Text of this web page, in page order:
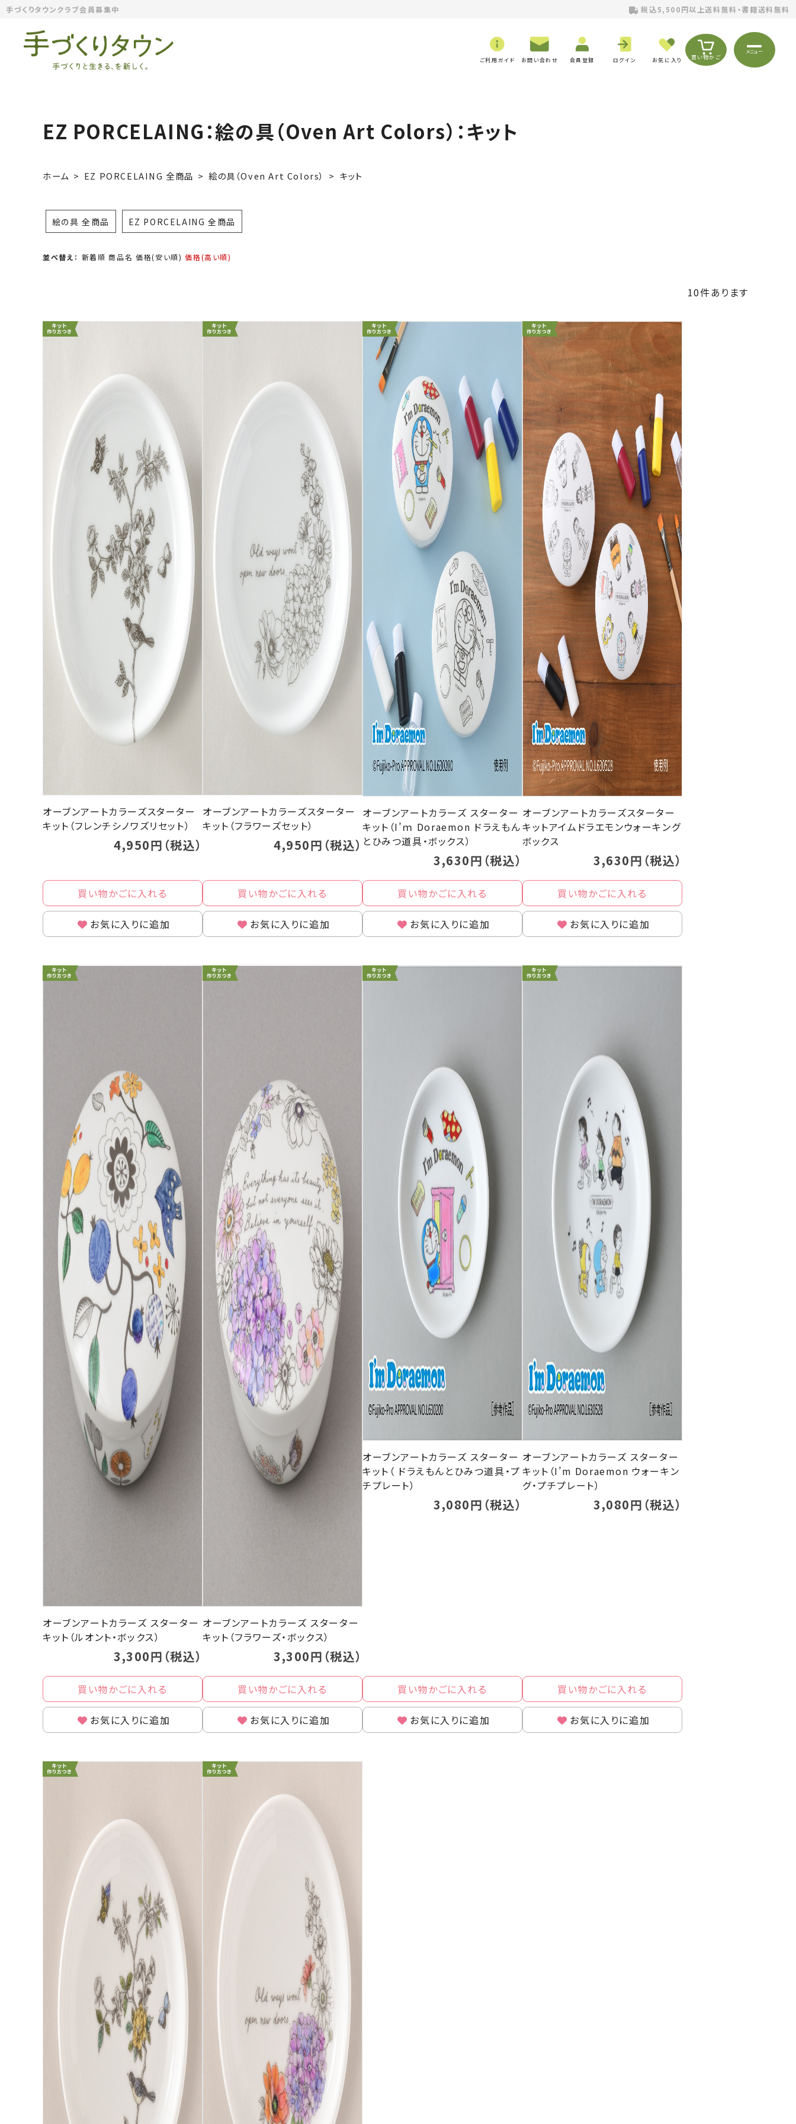
手づくりタウンクラブ会員募集中 税込5,500円以上送料無料・書籍送料無料
ご利用ガイド お問い合わせ 会員登録 ログイン お気に入り 買い物かご
メニュー
EZ PORCELAING：絵の具（Oven Art Colors）：キット
ホーム EZ PORCELAING 全商品 絵の具（Oven Art Colors） キット
絵の具 全商品 EZ PORCELAING 全商品
並べ替え： 新着順 商品名 価格(安い順) 価格(高い順)
10件あります
オーブンアートカラーズスターター
キット（フレンチシノワズリセット）
4,950円（税込）
買い物かごに入れる
お気に入りに追加
オーブンアートカラーズスターター
キット（フラワーズセット）
4,950円（税込）
買い物かごに入れる
お気に入りに追加
オーブンアートカラーズ スターター
キット（I’ｍ Doraemon ドラえもん
とひみつ道具・ボックス）
3,630円（税込）
買い物かごに入れる
お気に入りに追加
オーブンアートカラーズスターター
キットアイムドラエモンウォーキング
ボックス
3,630円（税込）
買い物かごに入れる
お気に入りに追加
オーブンアートカラーズ スターター
キット（ルオント・ボックス）
3,300円（税込）
買い物かごに入れる
お気に入りに追加
オーブンアートカラーズ スターター
キット（フラワーズ・ボックス）
3,300円（税込）
買い物かごに入れる
お気に入りに追加
オーブンアートカラーズ スターター
キット（ ドラえもんとひみつ道具・プ
チプレート）
3,080円（税込）
買い物かごに入れる
お気に入りに追加
オーブンアートカラーズ スターター
キット（I’m Doraemon ウォーキン
グ・プチプレート）
3,080円（税込）
買い物かごに入れる
お気に入りに追加